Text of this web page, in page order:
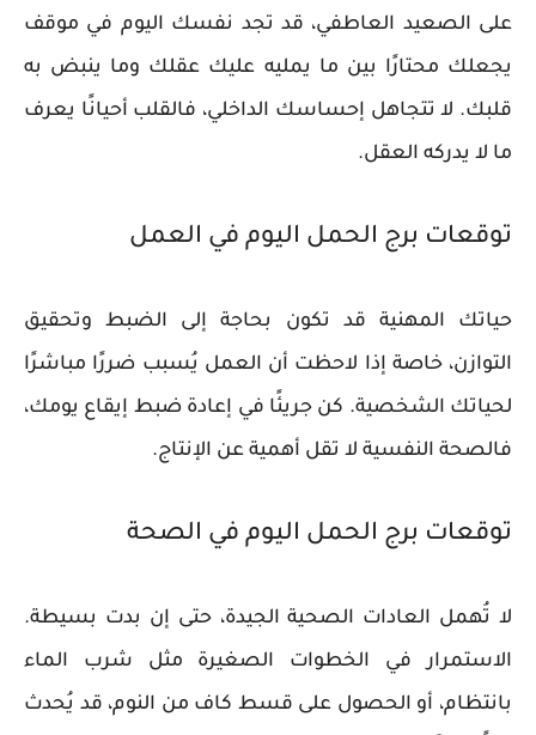
على الصعيد العاطفي، قد تجد نفسك اليوم في موقف
يجعلك محتارًا بين ما يمليه عليك عقلك وما ينبض به
قلبك. لا تتجاهل إحساسك الداخلي، فالقلب أحيانًا يعرف
ما لا يدركه العقل.
توقعات برج الحمل اليوم في العمل
حياتك المهنية قد تكون بحاجة إلى الضبط وتحقيق
التوازن، خاصة إذا لاحظت أن العمل يُسبب ضررًا مباشرًا
لحياتك الشخصية. كن جريئًا في إعادة ضبط إيقاع يومك،
فالصحة النفسية لا تقل أهمية عن الإنتاج.
توقعات برج الحمل اليوم في الصحة
لا تُهمل العادات الصحية الجيدة، حتى إن بدت بسيطة.
الاستمرار في الخطوات الصغيرة مثل شرب الماء
بانتظام، أو الحصول على قسط كاف من النوم، قد يُحدث